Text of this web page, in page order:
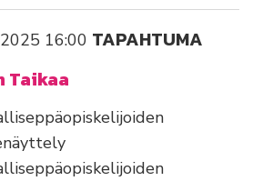
16:00 TAPAHTUMA
Taikaa